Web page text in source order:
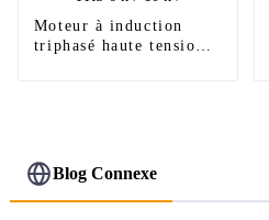
Moteur à induction
triphasé haute tension
Blog Connexe